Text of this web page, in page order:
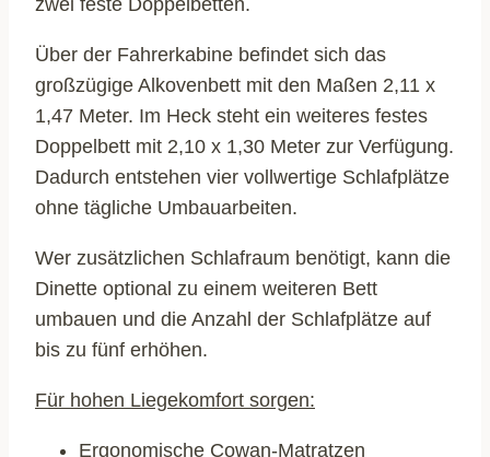
Über der Fahrerkabine befindet sich das
großzügige Alkovenbett mit den Maßen 2,11 x
1,47 Meter. Im Heck steht ein weiteres festes
Doppelbett mit 2,10 x 1,30 Meter zur Verfügung.
Dadurch entstehen vier vollwertige Schlafplätze
ohne tägliche Umbauarbeiten.
Wer zusätzlichen Schlafraum benötigt, kann die
Dinette optional zu einem weiteren Bett
umbauen und die Anzahl der Schlafplätze auf
bis zu fünf erhöhen.
Für hohen Liegekomfort sorgen:
Ergonomische Cowan-Matratzen